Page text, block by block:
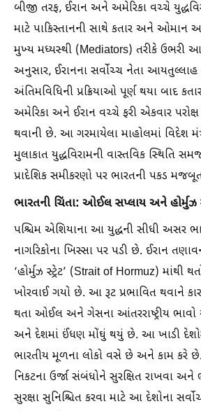
બીજી તરફ, ઈરાન અને અમેરિકા વચ્ચે
માટે પાકિસ્તાનની સાથે કતાર અને ઓમાન
મુખ્ય મધ્યસ્થી (Mediators) તરીકે ઉભરી
અનુસાર, ઈરાનના સર્વોચ્ચ નેતા
અંતિમવિધિની પ્રક્રિયાઓ પૂર્ણ થયા બાદ
અમેરિકા અને ઈરાન વચ્ચે ફરી એકવાર પરોક્ષ
થવાની છે. આ ગરમાયેલા માહોલમાં વિદેશ
મુલાકાત યુદ્ધવિરામની વાસ્તવિક સ્થિતિ
પ્રાદેશિક સમીકરણો પર ભારતની પકડ
ભારતની ચિંતા: ઓઈલ સપ્લાય અને હોર્મુઝ
પશ્ચિમ એશિયાના આ યુદ્ધની સીધી અસર
નાગરિકોના ખિસ્સા પર પડી છે. ઈરાન
‘હોર્મુઝ સ્ટ્રેટ’ (Strait of Hormuz) માંથી
ખોરવાઈ ગયો છે. આ રૂટ પ્રભાવિત થવાને
થતા ઓઈલ અને ગેસના આંતરરાષ્ટ્રીય
અને દેશમાં ઈંધણ મોંઘું થયું છે. આ ખાડી
ભારતીય મૂળના લોકો વસે છે અને કામ કરે છે.
નિકટના ઉર્જા સંબંધોને સુરક્ષિત રાખવા અને
સુરક્ષા સુનિશ્ચિત કરવા માટે આ દેશોના